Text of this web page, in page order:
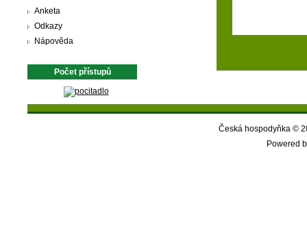
Anketa
Odkazy
Nápověda
Počet přístupů
Česká hospodyňka ©
Powered